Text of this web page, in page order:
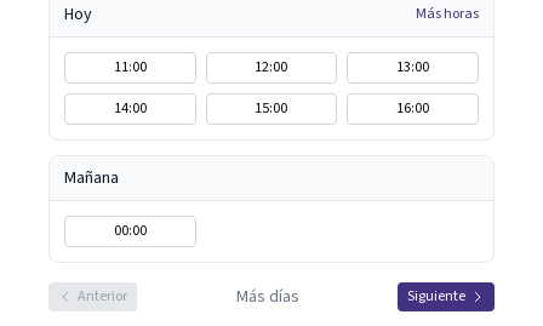
Hoy Más horas
11:00 12:00
13:00
14:00
15:00 16:00
Mañana
00:00
Anterior Más días Siguiente